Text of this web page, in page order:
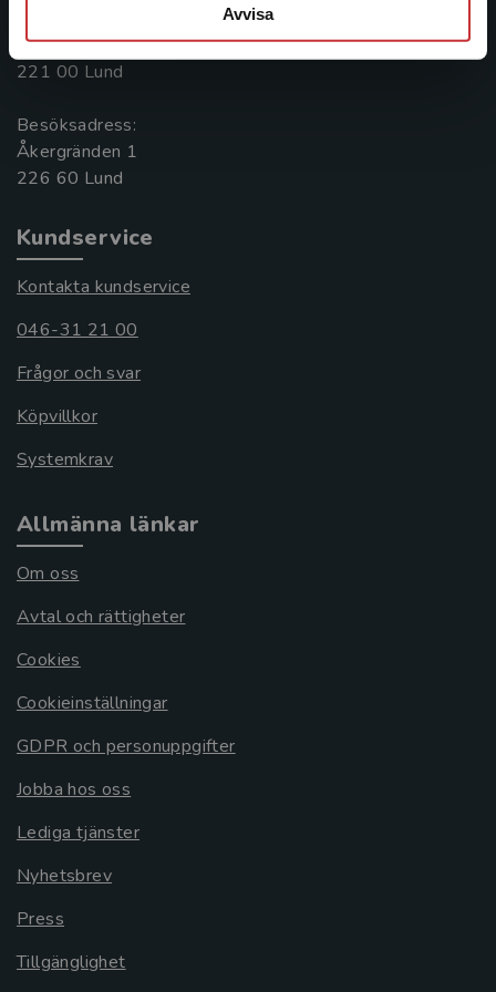
Avvisa
Box 141
221 00 Lund
Besöksadress:
Åkergränden 1
Kundservice
Kontakta kundservice
046-31 21 00
Frågor och svar
Köpvillkor
Systemkrav
Allmänna länkar
Om oss
Avtal och rättigheter
Cookies
Cookieinställningar
GDPR och personuppgifter
Jobba hos oss
Lediga tjänster
Nyhetsbrev
Press
Tillgänglighet